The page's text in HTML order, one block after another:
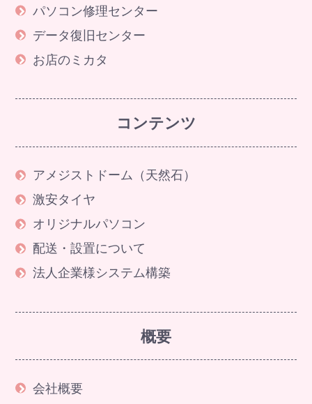
パソコン修理センター
データ復旧センター
お店のミカタ
コンテンツ
アメジストドーム（天然石）
激安タイヤ
オリジナルパソコン
配送・設置について
法人企業様システム構築
概要
会社概要